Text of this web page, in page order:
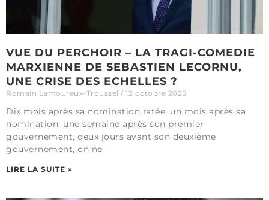
VUE DU PERCHOIR – LA TRAGI-COMEDIE
MARXIENNE DE SEBASTIEN LECORNU,
UNE CRISE DES ECHELLES ?
Romain Lamoureux-Troussel 12 octobre 2025
Dix mois après sa nomination ratée, un mois après sa
nomination, une semaine après son premier
gouvernement, deux jours avant son deuxième
gouvernement, on ne
LIRE LA SUITE »